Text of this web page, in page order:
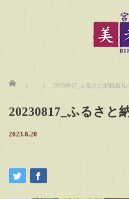
ホーム 20230817_ふるさと納税返礼
20230817_ふるさと
2023.8.20